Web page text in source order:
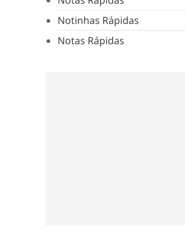
Notinhas Rápidas
Notas Rápidas